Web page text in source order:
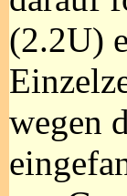
(2.2U)
wegen